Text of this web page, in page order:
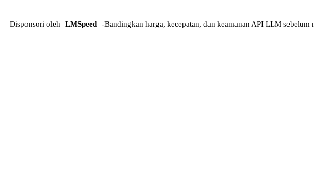
Disponsori oleh LMSpeed -Bandingkan harga, kecepatan, dan keamanan API LLM sebelum